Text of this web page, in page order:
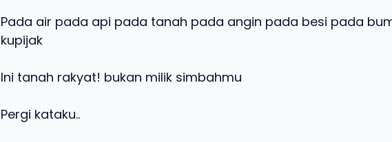
Pada air pada api pada tanah pada angin pada besi pada
kupijak
Ini tanah rakyat! bukan milik simbahmu
Pergi kataku..